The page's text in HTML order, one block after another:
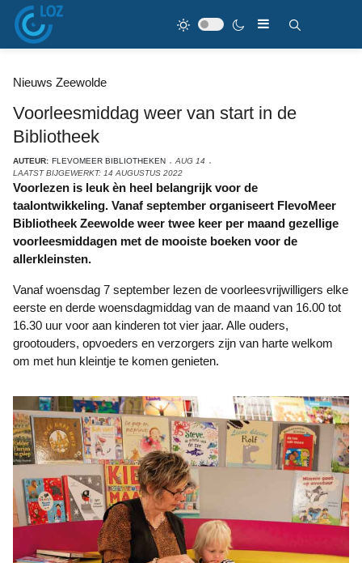
Nieuws Zeewolde
Voorleesmiddag weer van start in de
Bibliotheek
AUTEUR: FLEVOMEER BIBLIOTHEKEN
AUG 14
LAATST BIJGEWERKT: 14 AUGUSTUS 2022
Voorlezen is leuk èn heel belangrijk voor de
taalontwikkeling. Vanaf september organiseert FlevoMeer
Bibliotheek Zeewolde weer twee keer per maand gezellige
voorleesmiddagen met de mooiste boeken voor de
allerkleinsten.
Vanaf woensdag 7 september lezen de voorleesvrijwilligers elke
eerste en derde woensdagmiddag van de maand van 16.00 tot
16.30 uur voor aan kinderen tot vier jaar. Alle ouders,
grootouders, opvoeders en verzorgers zijn van harte welkom
om met hun kleintje te komen genieten.